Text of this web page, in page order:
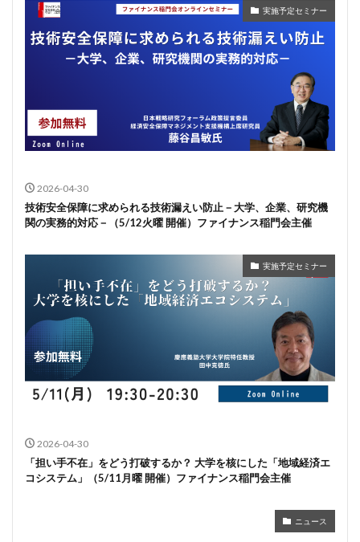
実施予定セミナー
2026-04-30
技術安全保障に求められる技術漏えい防止－大学、企業、研究機
関の実務的対応－（5/12火曜 開催）ファイナンス稲門会主催
実施予定セミナー
2026-04-30
「担い手不在」をどう打破するか？ 大学を核にした「地域経済エ
コシステム」（5/11月曜 開催）ファイナンス稲門会主催
ニュース